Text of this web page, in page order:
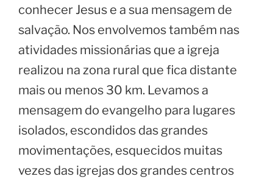
conhecer Jesus e a sua mensagem de
salvação. Nos envolvemos também nas
atividades missionárias que a igreja
realizou na zona rural que fica distante
mais ou menos 30 km. Levamos a
mensagem do evangelho para lugares
isolados, escondidos das grandes
movimentações, esquecidos muitas
vezes das igrejas dos grandes centros